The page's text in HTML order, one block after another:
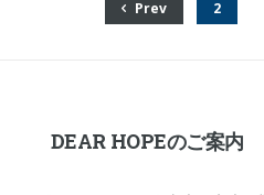
Prev 2
DEAR HOPEのご案内